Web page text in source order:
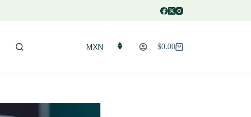
MXN
Carro
$0.00